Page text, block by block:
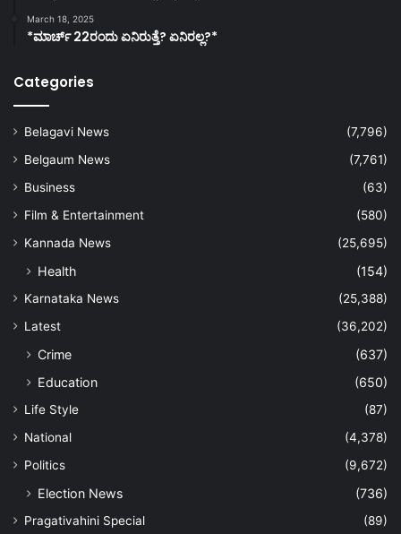
March 18, 2025
*ಮಾರ್ಚ್ 22ರಂದು ಏನಿರುತ್ತೆ? ಏನಿರಲ್ಲ?*
Categories
Belagavi News
(7,796)
Belgaum News
(7,761)
Business
(63)
Film & Entertainment
(580)
Kannada News
(25,695)
Health (154)
Karnataka News
(25,388)
Latest
(36,202)
Crime
(637)
Education
(650)
Life Style
(87)
National
(4,378)
Politics
(9,672)
Election News (736)
Pragativahini Special
(89)